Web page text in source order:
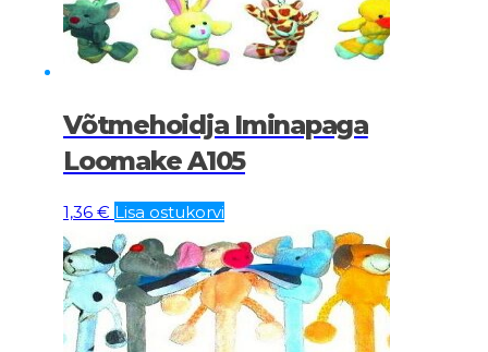
Võtmehoidja Iminapaga
Loomake A105
1,36 € Lisa ostukorvi